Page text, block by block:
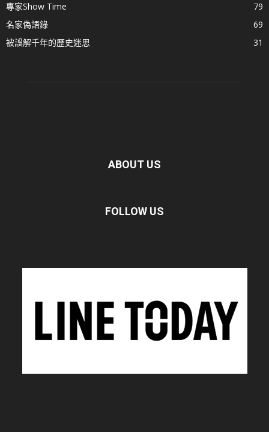
專家Show Time
79
名家偽語錄
69
被誤解千年的歷史迷思
31
ABOUT US
FOLLOW US